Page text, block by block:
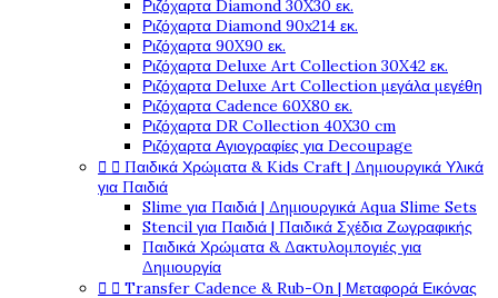
Ριζόχαρτα Diamond 30X30 εκ.
Ριζόχαρτα Diamond 90x214 εκ.
Ριζόχαρτα 90X90 εκ.
Ριζόχαρτα Deluxe Art Collection 30X42 εκ.
Ριζόχαρτα Deluxe Art Collection μεγάλα μεγέθη
Ριζόχαρτα Cadence 60X80 εκ.
Ριζόχαρτα DR Collection 40X30 cm
Ριζόχαρτα Αγιογραφίες για Decoupage
  Παιδικά Χρώματα & Kids Craft | Δημιουργικά Υλικά
για Παιδιά
Slime για Παιδιά | Δημιουργικά Aqua Slime Sets
Stencil για Παιδιά | Παιδικά Σχέδια Ζωγραφικής
Παιδικά Χρώματα & Δακτυλομπογιές για
Δημιουργία
  Transfer Cadence & Rub-On | Μεταφορά Εικόνας